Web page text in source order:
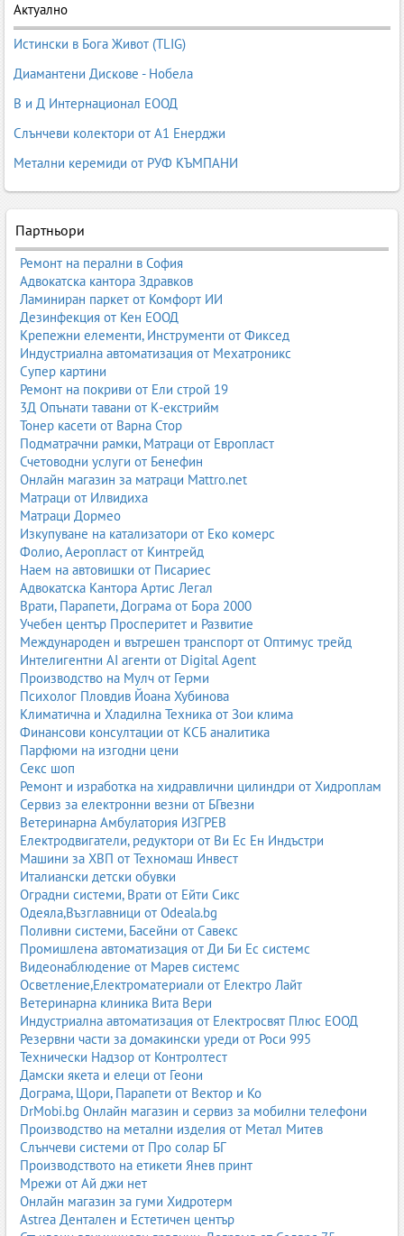
химикали, горива, строителни материали и индустриални
продукти.
Разширено SEO описание – Железопътен транспорт в
България
Железопътният транспорт е най-евтиният начин за превоз на
големи количества стоки на дълги разстояния. Той е подходящ
за насипни товари, контейнери, цистерни, метали, дървен
материал, зърно, строителни материали, машини и
Железопътната инфраструктура в България включва основни жп
линии, карго гари, интермодални терминали, връзки с
пристанища и европейски транспортни коридори. Услугите
включват товарене, разтоварване, митническо съдействие,
проследяване и логистични решения за бизнеса.
Разгледайте всички фирми за железопътен транспорт в
България:
Железопътен транспорт – Business.bg
Товарни железопътни превози
превоз на насипни товари
превоз на контейнери
превоз на цистерни и течни товари
превоз на тежки и обемни товари
превоз на индустриални продукти
Международен железопътен транспорт
жп линии към Европа и Азия
транзитни превози
връзки с пристанища
международни карго маршрути
Интермодални превози
контейнерни превози
комбиниран транспорт (влак + камион)
връзки с морски и речни пристанища
интермодални терминали
Какви товари се превозват по железопътен транспорт?
зърно и селскостопански продукти
метали и руда
дървен материал
строителни материали
горива и химикали
контейнери и палети
Карго гари и терминали
индустриални жп гари
карго терминали
складови бази
логистични центрове
Предимства на железопътния транспорт
най-ниска цена за тежки товари
екологичен транспорт
висока товароносимост
подходящ за дълги разстояния
сигурност и надеждност
Железопътен транспорт по градове в България
Железопътен транспорт София
Железопътен транспорт Пловдив
Железопътен транспорт Варна
Железопътен транспорт Бургас
Железопътен транспорт Стара Загора
Железопътен транспорт Плевен
Железопътен транспорт Велико Търново
Актуално
Истински в Бога Живот (TLIG)
Диамантени Дискове - Нобела
В и Д Интернационал ЕООД
Слънчеви колектори от А1 Енерджи
Метални керемиди от РУФ КЪМПАНИ
Партньори
Ремонт на перални в София
Адвокатска кантора Здравков
Ламиниран паркет от Комфорт ИИ
Дезинфекция от Кен ЕООД
Крепежни елементи, Инструменти от Фиксед
Индустриална автоматизация от Мехатроникс
Супер картини
Ремонт на покриви от Ели строй 19
3Д Опънати тавани от К-екстрийм
Тонер касети от Варна Стор
Подматрачни рамки, Матраци от Европласт
Счетоводни услуги от Бенефин
Онлайн магазин за матраци Mattro.net
Матраци от Илвидиха
Матраци Дормео
Изкупуване на катализатори от Еко комерс
Фолио, Аеропласт от Кинтрейд
Наем на автовишки от Писариес
Адвокатска Кантора Артис Легал
Врати, Парапети, Дограма от Бора 2000
Учебен център Просперитет и Развитие
Международен и вътрешен транспорт от Оптимус трейд
Интелигентни AI агенти от Digital Agent
Производство на Мулч от Герми
Психолог Пловдив Йоана Хубинова
Климатична и Хладилна Техника от Зои клима
Финансови консултации от КСБ аналитика
Парфюми на изгодни цени
Секс шоп
Ремонт и изработка на хидравлични цилиндри от Хидроплам
Сервиз за електронни везни от БГвезни
Ветеринарна Амбулатория ИЗГРЕВ
Електродвигатели, редуктори от Ви Ес Ен Индъстри
Машини за ХВП от Техномаш Инвест
Италиански детски обувки
Оградни системи, Врати от Ейти Сикс
Одеяла,Възглавници от Odeala.bg
Поливни системи, Басейни от Савекс
Промишлена автоматизация от Ди Би Ес системс
Видеонаблюдение от Марев системс
Осветление,Електроматериали от Електро Лайт
Ветеринарна клиника Вита Вери
Индустриална автоматизация от Електросвят Плюс ЕООД
Резервни части за домакински уреди от Роси 995
Технически Надзор от Контролтест
Дамски якета и елеци от Геони
Дограма, Щори, Парапети от Вектор и Ко
DrMobi.bg Онлайн магазин и сервиз за мобилни телефони
Производство на метални изделия от Метал Митев
Слънчеви системи от Про солар БГ
Производството на етикети Янев принт
Мрежи от Ай джи нет
Онлайн магазин за гуми Хидротерм
Astrea Дентален и Естетичен център